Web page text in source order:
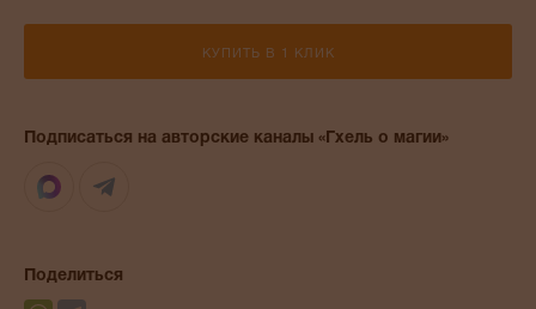
КУПИТЬ В 1 КЛИК
Подписаться на авторские каналы «Гхель о магии»
Max
Поделиться